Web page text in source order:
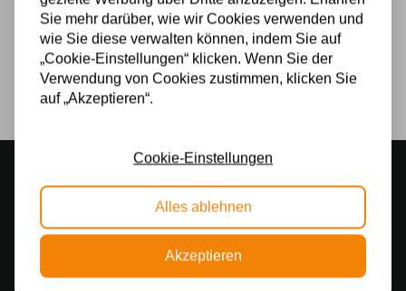
230v
Lichtquelle
Stimmungsvoller Showroom
500 m2 großes Lampengeschäft in Rijssen
Kostenloser Versand
Kostenloser Versand in Deutschland ab 99 €
Sie mehr darüber, wie wir Cookies verwenden und
wie Sie diese verwalten können, indem Sie auf
„Cookie-Einstellungen“ klicken. Wenn Sie der
Verwendung von Cookies zustimmen, klicken Sie
auf „Akzeptieren“.
Cookie-Einstellungen
Alles ablehnen
Akzeptieren